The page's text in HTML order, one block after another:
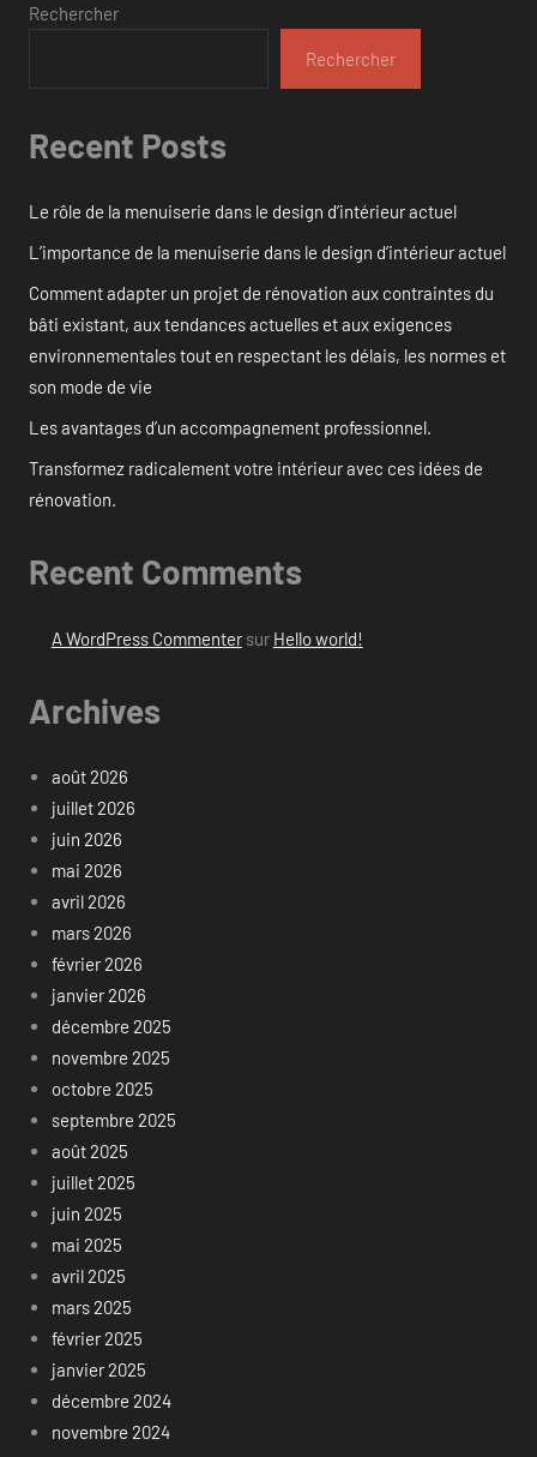
Rechercher
Rechercher
Recent Posts
Le rôle de la menuiserie dans le design d’intérieur actuel
L’importance de la menuiserie dans le design d’intérieur actuel
Comment adapter un projet de rénovation aux contraintes du
bâti existant, aux tendances actuelles et aux exigences
environnementales tout en respectant les délais, les normes et
son mode de vie
Les avantages d’un accompagnement professionnel.
Transformez radicalement votre intérieur avec ces idées de
rénovation.
Recent Comments
A WordPress Commentersur Hello world!
Archives
août 2026
juillet 2026
juin 2026
mai 2026
avril 2026
mars 2026
février 2026
janvier 2026
décembre 2025
novembre 2025
octobre 2025
septembre 2025
août 2025
juillet 2025
juin 2025
mai 2025
avril 2025
mars 2025
février 2025
janvier 2025
décembre 2024
novembre 2024